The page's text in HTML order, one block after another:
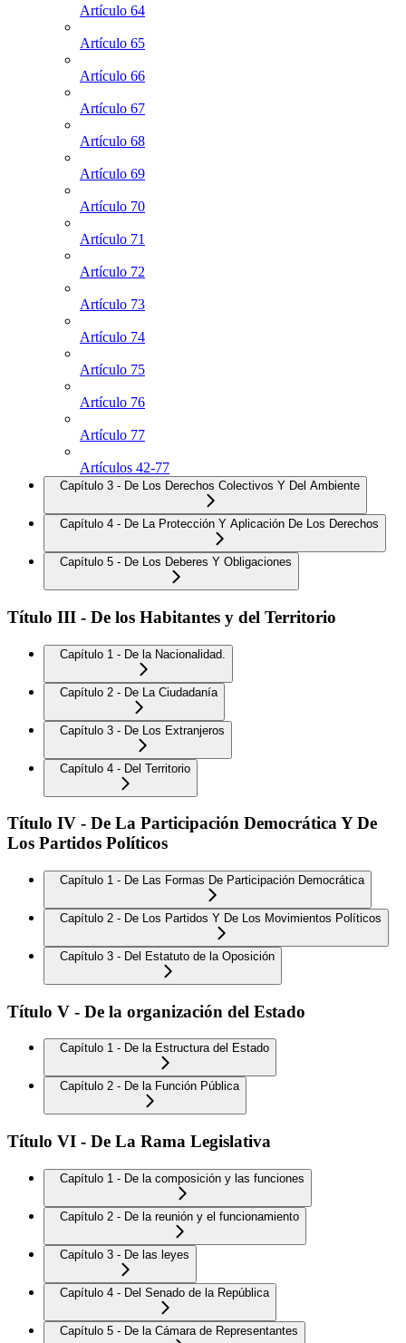
Artículo 64
Artículo 65
Artículo 66
Artículo 67
Artículo 68
Artículo 69
Artículo 70
Artículo 71
Artículo 72
Artículo 73
Artículo 74
Artículo 75
Artículo 76
Artículo 77
Artículos 42-77
Capítulo 3 - De Los Derechos Colectivos Y Del Ambiente
Capítulo 4 - De La Protección Y Aplicación De Los Derechos
Capítulo 5 - De Los Deberes Y Obligaciones
Título III - De los Habitantes y del Territorio
Capítulo 1 - De la Nacionalidad.
Capítulo 2 - De La Ciudadanía
Capítulo 3 - De Los Extranjeros
Capítulo 4 - Del Territorio
Título IV - De La Participación Democrática Y De
Los Partidos Políticos
Capítulo 1 - De Las Formas De Participación Democrática
Capítulo 2 - De Los Partidos Y De Los Movimientos Políticos
Capítulo 3 - Del Estatuto de la Oposición
Título V - De la organización del Estado
Capítulo 1 - De la Estructura del Estado
Capítulo 2 - De la Función Pública
Título VI - De La Rama Legislativa
Capítulo 1 - De la composición y las funciones
Capítulo 2 - De la reunión y el funcionamiento
Capítulo 3 - De las leyes
Capítulo 4 - Del Senado de la República
Capítulo 5 - De la Cámara de Representantes